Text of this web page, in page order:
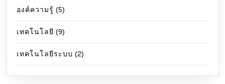
องค์ความรู้ (5)
เทคโนโลยี (9)
เทคโนโลยีระบบ (2)